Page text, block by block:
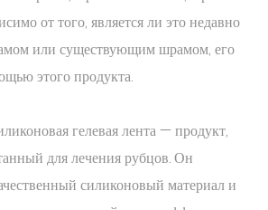
от того, является ли это недавно
или существующим шрамом, его
этого продукта.
гелевая лента — продукт,
для лечения рубцов. Он
силиконовый материал и